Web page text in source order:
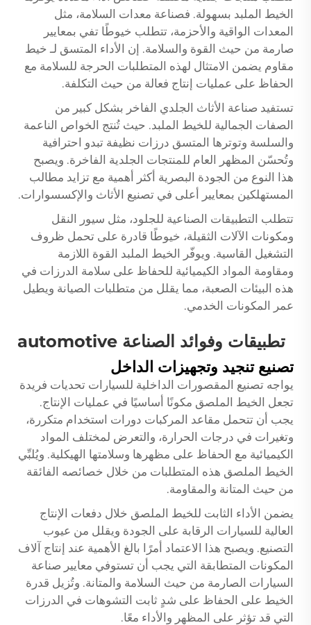
الخيط الملبد بسهولة. فصناعة معدات السلامة، مثل
المعدات الواقية والأحزمة، تتطلب خيوطًا تفي بمعايير
صارمة من حيث القوة والسلامة. إن الأداء المتسق لـ خيط
مقاوم يضمن الامتثال لهذه المتطلبات الحرجة للسلامة مع
الحفاظ على عمليات إنتاج فعالة من حيث التكلفة.
تستفيد صناعة الأثاث الجلدي الفاخر بشكل كبير من
الصفات الجمالية للخيط الملبد. حيث تُنتج الخواص الناعمة
والسلسة وتوترها المتسق درزات نظيفة تبدو احترافية
وتُحسّن المظهر العام للمنتجات الجلدية الفاخرة. ويصبح
هذا النوع من الجودة البصرية أكثر أهمية مع تزايد مطالب
المستهلكين بمعايير أعلى في تصنيع الأثاث والإكسسوارات.
تتطلب التطبيقات الصناعية للجلود، مثل سيور النقل
ومكونات الآلات الثقيلة، خيوطًا قادرة على تحمل ظروف
التشغيل القاسية. ويوفّر الخيط الملبد القوة اللازمة
ومقاومة المواد الكيميائية للحفاظ على سلامة الدرزات في
هذه البيئات الصعبة، مما يقلل من متطلبات الصيانة ويطيل
عمر المكونات الخدمي.
تطبيقات وفوائد الصناعة automotive
تصنيع تنجيد وتجهيزات الداخل
يواجه تصنيع المقصورات الداخلية للسيارات تحديات فريدة
تجعل الخيط الملصق مكونًا أساسيًا في عمليات الإنتاج.
يجب أن تتحمل مقاعد المركبات دورات استخدام متكررة،
وتغيرات في درجات الحرارة، والتعرض لمختلف المواد
الكيميائية مع الحفاظ على مظهرها وسلامتها الهيكلية. ويُلبِّي
الخيط الملصق هذه المتطلبات من خلال خصائصه الفائقة
من حيث المتانة والمقاومة.
يضمن الأداء الثابت للخيط الملصق خلال دفعات الإنتاج
العالية للسيارات الرقابة على الجودة ويقلل من عيوب
التصنيع. ويصبح هذا الاعتماد أمرًا بالغ الأهمية عند إنتاج آلاف
المكونات المتطابقة التي يجب أن تستوفي معايير صناعة
السيارات الصارمة من حيث السلامة والمتانة. وتُزيل قدرة
الخيط على الحفاظ على شدٍ ثابت التشوهات في الدرزات
التي قد تؤثر على المظهر والأداء معًا.